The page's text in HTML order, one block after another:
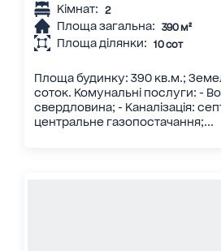
Кімнат: 2
Площа загальна: 390 м²
Площа ділянки: 10 сот
Площа будинку: 390 кв.м.;
соток. Комунальні послуги: -
свердловина; - Каналізація:
центральне газопостачання;...